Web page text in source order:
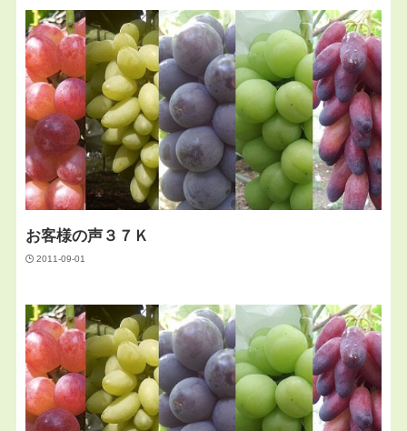
お客様の声３７Ｋ
2011-09-01